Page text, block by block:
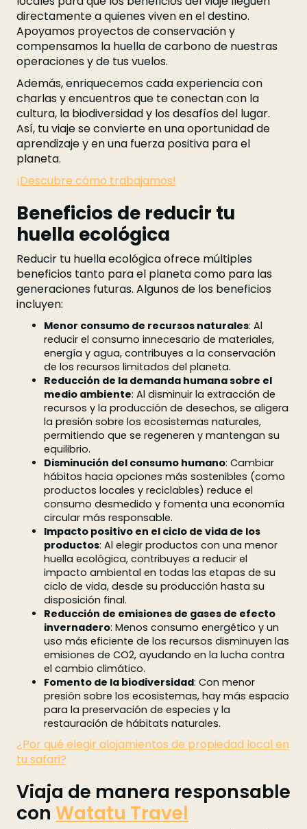
directamente a quienes viven en el destino.
Apoyamos proyectos de conservación y
compensamos la huella de carbono de nuestras
operaciones y de tus vuelos.
Además, enriquecemos cada experiencia con
charlas y encuentros que te conectan con la
cultura, la biodiversidad y los desafíos del lugar.
Así, tu viaje se convierte en una oportunidad de
aprendizaje y en una fuerza positiva para el
planeta.
¡Descubre cómo trabajamos!
Beneficios de reducir tu
huella ecológica
Reducir tu huella ecológica ofrece múltiples
beneficios tanto para el planeta como para las
generaciones futuras. Algunos de los beneficios
incluyen:
Menor consumo de recursos naturales: Al
reducir el consumo innecesario de materiales,
energía y agua, contribuyes a la conservación
de los recursos limitados del planeta.
Reducción de la demanda humana sobre el
medio ambiente: Al disminuir la extracción de
recursos y la producción de desechos, se aligera
la presión sobre los ecosistemas naturales,
permitiendo que se regeneren y mantengan su
equilibrio.
Disminución del consumo humano: Cambiar
hábitos hacia opciones más sostenibles (como
productos locales y reciclables) reduce el
consumo desmedido y fomenta una economía
circular más responsable.
Impacto positivo en el ciclo de vida de los
productos: Al elegir productos con una menor
huella ecológica, contribuyes a reducir el
impacto ambiental en todas las etapas de su
ciclo de vida, desde su producción hasta su
disposición final.
Reducción de emisiones de gases de efecto
invernadero: Menos consumo energético y un
uso más eficiente de los recursos disminuyen las
emisiones de CO2, ayudando en la lucha contra
el cambio climático.
Fomento de la biodiversidad: Con menor
presión sobre los ecosistemas, hay más espacio
para la preservación de especies y la
restauración de hábitats naturales.
¿Por qué elegir alojamientos de propiedad local en
tu safari?
Viaja de manera responsable
con Watatu Travel